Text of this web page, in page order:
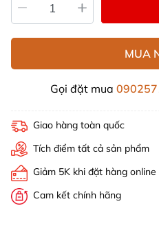
MUA
Gọi đặt mua
Giao hàng toàn quốc
Tích điểm tất cả sản phẩm
Giảm 5K khi đặt hàng online
Cam kết chính hãng